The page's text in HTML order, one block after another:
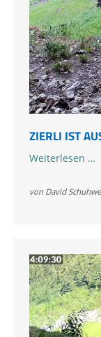
ZIERLI IST
Weiterlesen …
von David